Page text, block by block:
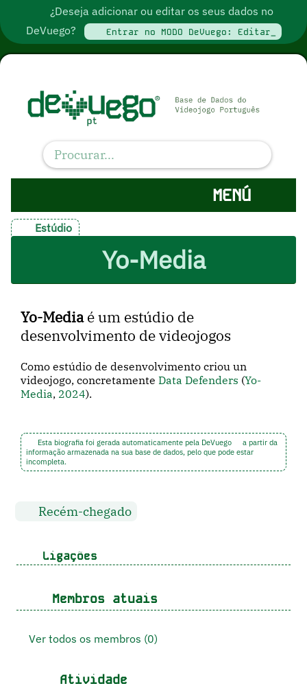
¿Deseja adicionar ou editar os seus dados no
DeVuego?
Entrar no MODO DeVuego: Editar_
MENÚ
Estúdio
Yo-Media
Yo-Mediaé um estúdio de
desenvolvimento de videojogos
Como estúdio de desenvolvimento criou un
videojogo, concretamenteData Defenders (Yo-
Media, 2024).
Esta biografia foi gerada automaticamente pela DeVuego
a partir da
informação armazenada na sua base de dados, pelo que pode estar
incompleta.
Recém-chegado
Ligações
Membros atuais
Ver todos os membros (0)
Atividade